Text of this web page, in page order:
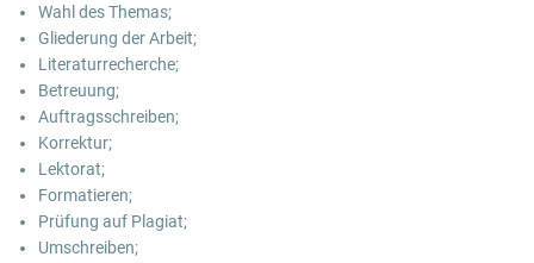
Wahl des Themas;
Gliederung der Arbeit;
Literaturrecherche;
Betreuung;
Auftragsschreiben;
Korrektur;
Lektorat;
Formatieren;
Prüfung auf Plagiat;
Umschreiben;